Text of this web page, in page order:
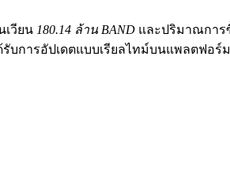
วียน 180.14 ล้าน BAND และปริมาณการ
บการอัปเดตแบบเรียลไทม์บนแพลตฟอร์